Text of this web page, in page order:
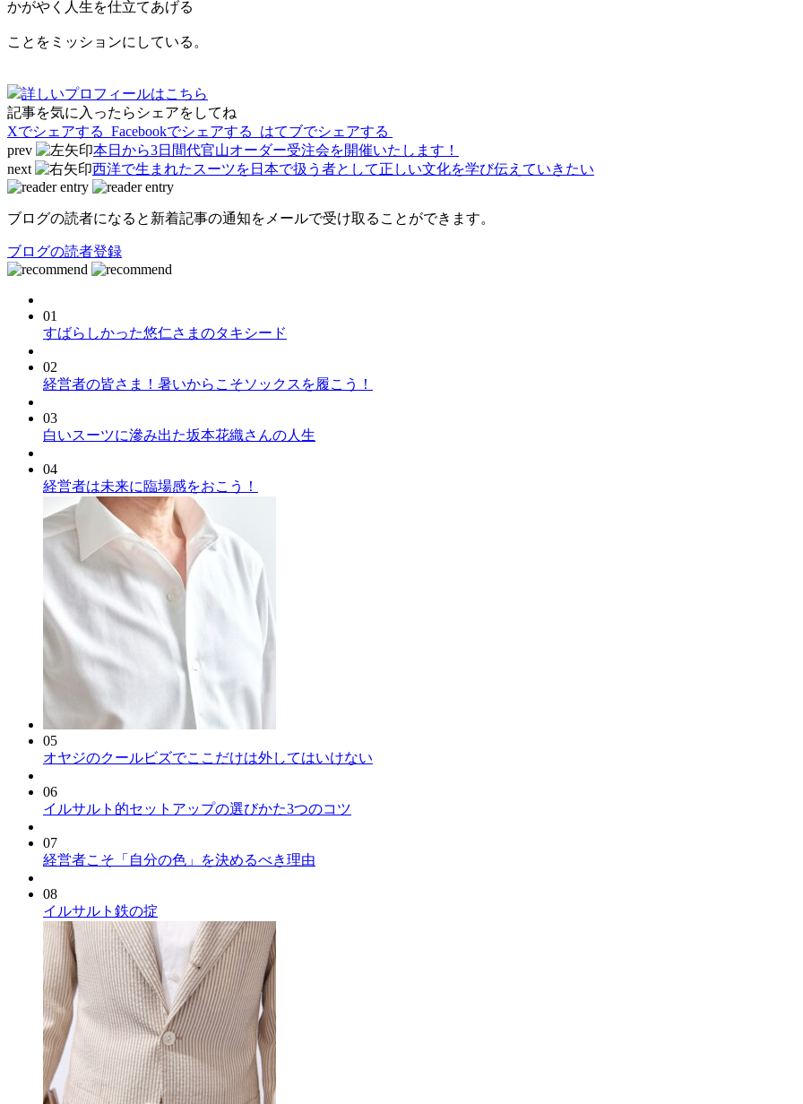
かがやく人生を仕立てあげる
ことをミッションにしている。
詳しいプロフィールはこちら
記事を気に入ったらシェアをしてね
Xでシェアする Facebookでシェアする
はてブでシェアする
prev
本日から3日間代官山オーダー受注会を開催いたします！
next
西洋で生まれたスーツを日本で扱う者として正しい文化を学び伝えていきたい
ブログの読者になると新着記事の通知をメールで受け取ることができます。
ブログの読者登録
01
すばらしかった悠仁さまのタキシード
02
経営者の皆さま！暑いからこそソックスを履こう！
03
白いスーツに滲み出た坂本花織さんの人生
04
経営者は未来に臨場感をおこう！
05
オヤジのクールビズでここだけは外してはいけない
06
イルサルト的セットアップの選びかた3つのコツ
07
経営者こそ「自分の色」を決めるべき理由
08
イルサルト鉄の掟